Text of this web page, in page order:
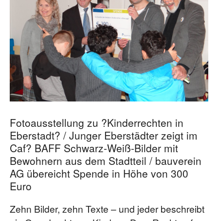
Fotoausstellung zu ?Kinderrechten in
Eberstadt? / Junger Eberstädter zeigt im
Caf? BAFF Schwarz-Weiß-Bilder mit
Bewohnern aus dem Stadtteil / bauverein
AG übereicht Spende in Höhe von 300
Euro
Zehn Bilder, zehn Texte – und jeder beschreibt